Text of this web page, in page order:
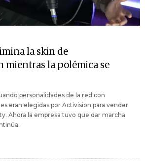
la skin de
mientras la polémica se
personalidades de la red con
eran elegidas por Activision para vender
Ahora la empresa tuvo que dar marcha